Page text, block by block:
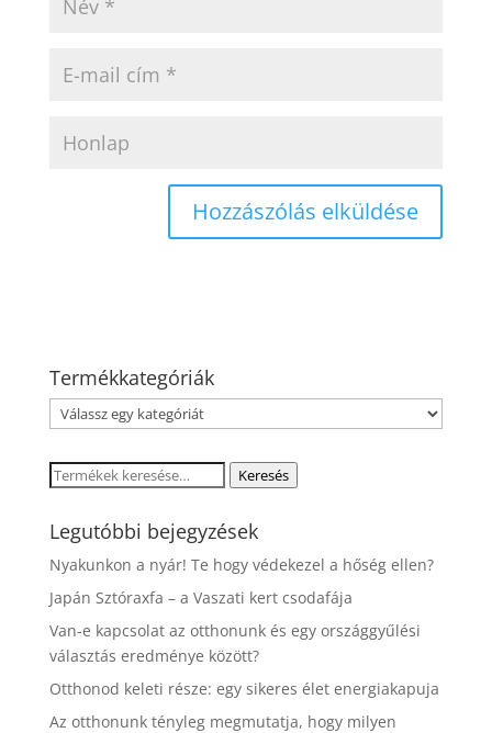
Termékkategóriák
Keresés
következőre:
Keresés
Legutóbbi bejegyzések
Nyakunkon a nyár! Te hogy védekezel a hőség ellen?
Japán Sztóraxfa – a Vaszati kert csodafája
Van-e kapcsolat az otthonunk és egy országgyűlési
választás eredménye között?
Otthonod keleti része: egy sikeres élet energiakapuja
Az otthonunk tényleg megmutatja, hogy milyen